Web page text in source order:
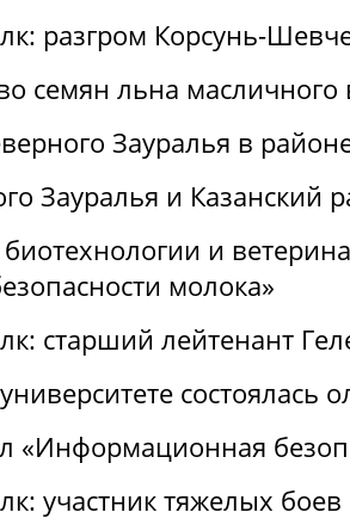
разгром Корсунь-
семян льна
Зауралья в
Зауралья и Казанский
биотехнологии и
молока»
старший лейтенант
состоялась
«Информационная
участник тяжелых